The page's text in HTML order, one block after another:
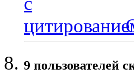
9 пользователей